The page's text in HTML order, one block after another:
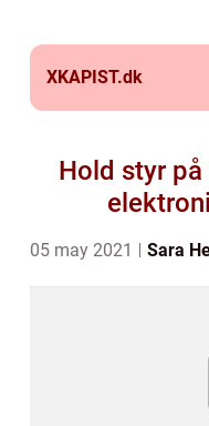
XKAPIST.dk
Hold styr
05 may 2021 Sara